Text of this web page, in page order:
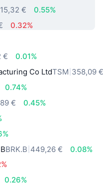
€
0.55%
0.32%
€
0.01%
Co LtdTSM 358,09
0.74%
€
0.45%
BRK.B 449,26 €
0.08%
0.26%